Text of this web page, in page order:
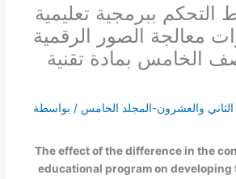
التحكم ببرمجية تعليمية
معالجة الصور الرقمية
الخامس بمادة تقنية
الثاني والعشرون-المجلد الخامس / بواسطة
The effect of the difference in the
educational program on developing